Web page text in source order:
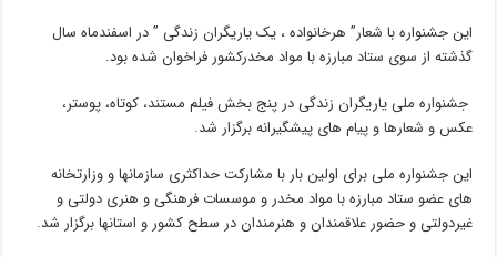
این جشنواره با شعار” هرخانواده ، یک یاریگران زندگی ” در اسفندماه سال
گذشته از سوی ستاد مبارزه با مواد مخدرکشور فراخوان شده بود.
جشنواره ملی یاریگران زندگی در پنج بخش فیلم مستند، کوتاه، پوستر،
عکس و شعارها و پیام های پیشگیرانه برگزار شد.
این جشنواره ملی برای اولین بار با مشارکت حداکثری سازمانها و وزارتخانه
های عضو ستاد مبارزه با مواد مخدر و موسسات فرهنگی و هنری دولتی و
غیردولتی و حضور علاقمندان و هنرمندان در سطح کشور و استانها برگزار شد.